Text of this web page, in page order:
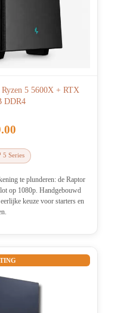
5 5600X + RTX
DDR4
Series
te plunderen: de Raptor
op 1080p. Handgebouwd
keuze voor starters en